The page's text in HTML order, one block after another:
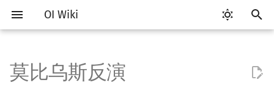
OI Wiki
在
初
Getting Started
比赛相关简介
工具软件简介
语言基础简介
算法基础简介
搜索部分简介
动态规划部分简介
字符串部分简介
数字系统简介
莫比乌斯函数
多项式与生成函数简介
排列组合
线性代数简介
线性规划基础
基本概念
基本概念
博弈论简介
插值
数据结构部分简介
图论部分简介
计算几何部分简介
杂项简介
RMQ
莫比乌斯反演